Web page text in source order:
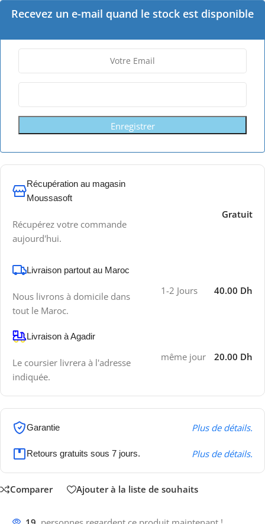
Recevez un e-mail quand le stock est disponible
Enregistrer
Récupération au magasin
Moussasoft
Récupérez votre commande
aujourd'hui.
Gratuit
Livraison partout au Maroc
Nous livrons à domicile dans
tout le Maroc.
1-2 Jours 40.00 Dh
Livraison à Agadir
Le coursier livrera à l'adresse
indiquée.
même jour 20.00 Dh
Garantie Plus de détails.
Retours gratuits sous 7 jours. Plus de détails.
Comparer Ajouter à la liste de souhaits